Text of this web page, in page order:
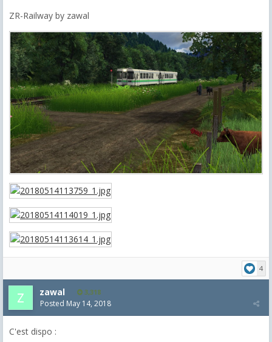
ZR-Railway by zawal
4
zawal 3,318
Posted May 14, 2018
C'est dispo :